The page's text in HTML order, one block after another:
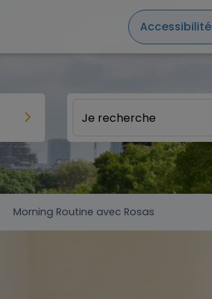
Accessibilité
Morning Routine avec Rosas